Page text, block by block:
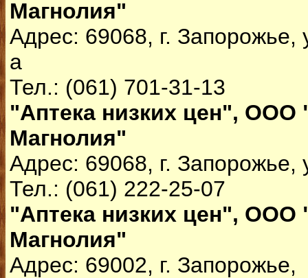
Магнолия"
Адрес: 69068, г. Запорожье,
а
Тел.: (061) 701-31-13
"Аптека низких цен", ООО
Магнолия"
Адрес: 69068, г. Запорожье,
Тел.: (061) 222-25-07
"Аптека низких цен", ООО
Магнолия"
Адрес: 69002, г. Запорожье,